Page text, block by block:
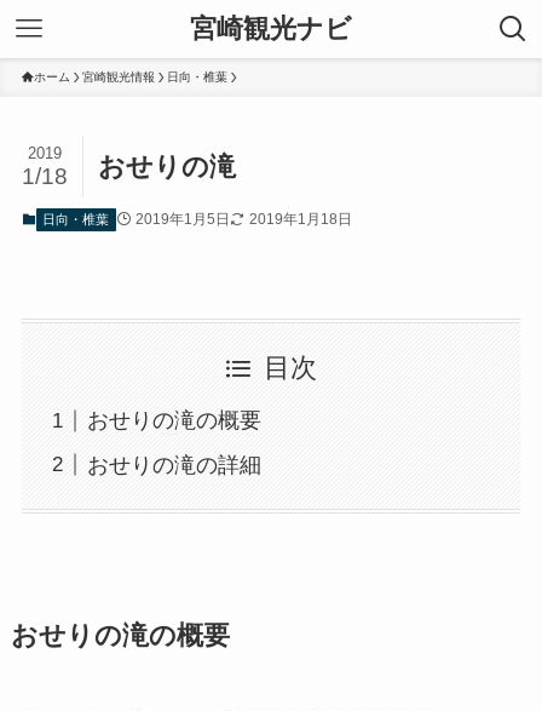
宮崎観光ナビ
ホーム 宮崎観光情報 日向・椎葉
おせりの滝
2019
1/18
日向・椎葉 2019年1月5日 2019年1月18日
目次
おせりの滝の概要
おせりの滝の詳細
おせりの滝の概要